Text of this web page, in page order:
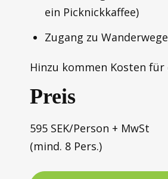
ein Picknickkaffee)
Zugang zu
Hinzu kommen Kosten für
Preis
595 SEK/Person + MwSt
(mind. 8 Pers.)